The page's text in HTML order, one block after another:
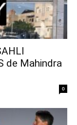
de Mahindra
0